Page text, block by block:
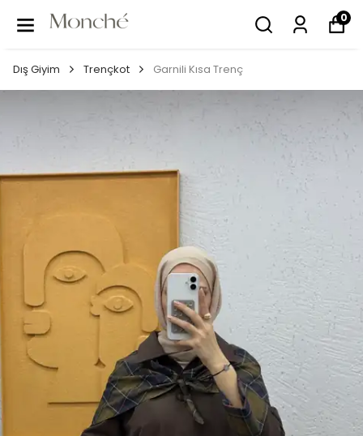
0
Dış Giyim Trençkot Garnili Kısa Trenç